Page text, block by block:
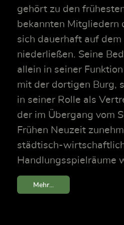
gehört zu den
bekannten Mitgliedern
sich dauerhaft auf dem
niederließen. Seine
allein in seiner
mit der dortigen Burg,
in seiner Rolle als
der im Übergang vom
Frühen Neuzeit
städtisch-
Handlungsspielräume
Mehr...